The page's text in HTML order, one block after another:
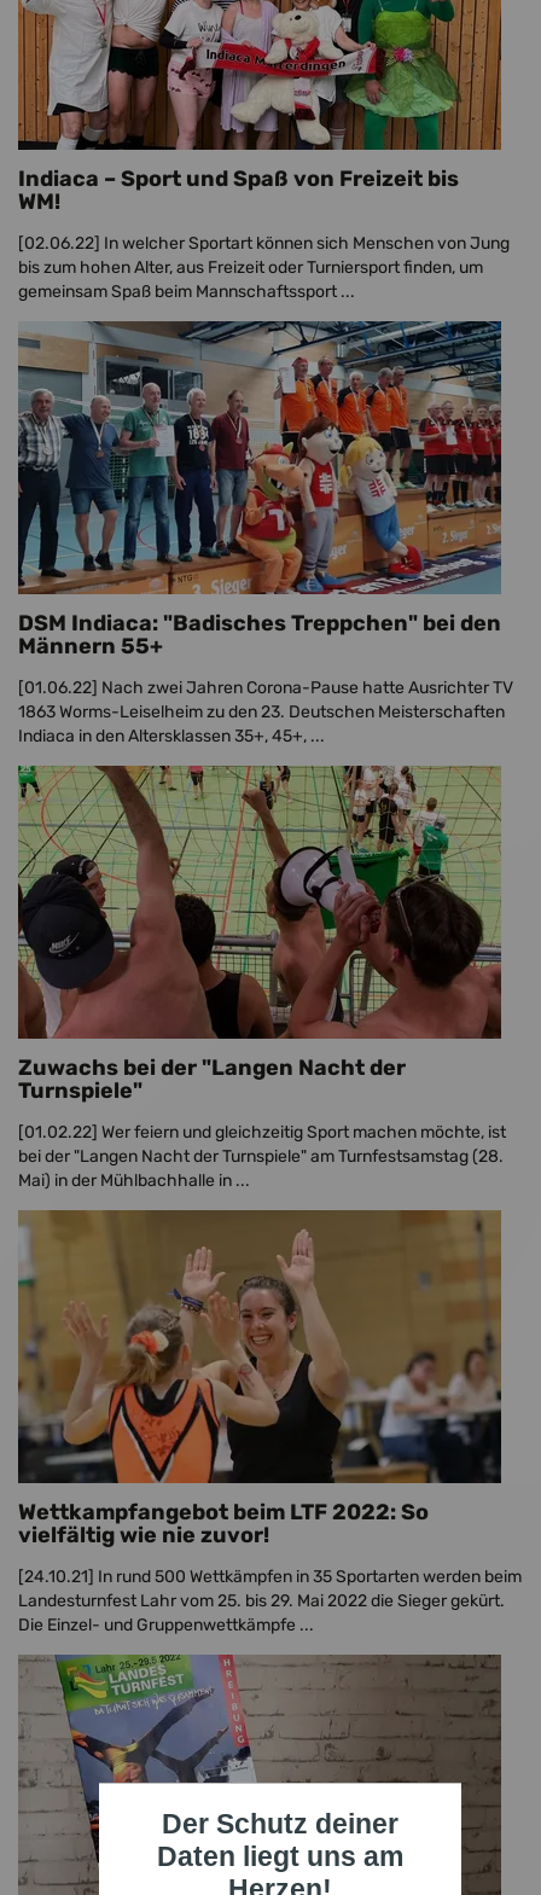
Der Schutz deiner
Daten liegt uns am
Indiaca – Sport und Spaß von Freizeit bis
WM!
[02.06.22] In welcher Sportart können sich Menschen von Jung
bis zum hohen Alter, aus Freizeit oder Turniersport finden, um
gemeinsam Spaß beim Mannschaftssport ...
DSM Indiaca: "Badisches Treppchen" bei den
Männern 55+
[01.06.22] Nach zwei Jahren Corona-Pause hatte Ausrichter TV
1863 Worms-Leiselheim zu den 23. Deutschen Meisterschaften
Indiaca in den Altersklassen 35+, 45+, ...
Zuwachs bei der "Langen Nacht der
Turnspiele"
[01.02.22] Wer feiern und gleichzeitig Sport machen möchte, ist
bei der "Langen Nacht der Turnspiele" am Turnfestsamstag (28.
Mai) in der Mühlbachhalle in ...
Wettkampfangebot beim LTF 2022: So
vielfältig wie nie zuvor!
[24.10.21] In rund 500 Wettkämpfen in 35 Sportarten werden beim
Landesturnfest Lahr vom 25. bis 29. Mai 2022 die Sieger gekürt.
Die Einzel- und Gruppenwettkämpfe ...